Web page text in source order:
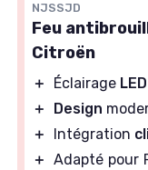
NJSSJD
Feu
Citroën
＋ Éclairage LED
＋
Design
＋
Intégration
＋ Adapté pour